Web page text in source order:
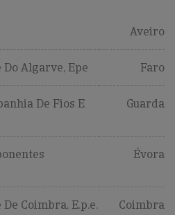
Aveiro
Do Algarve, Epe Faro
De Fios E
Guarda
Évora
Coimbra, E.p.e. Coimbra